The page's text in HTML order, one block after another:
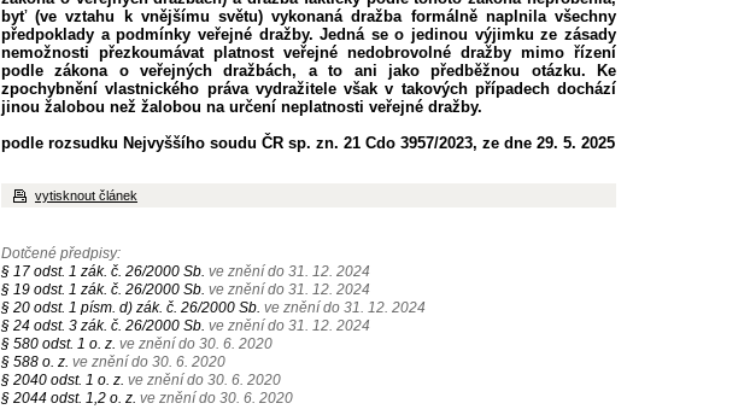
byť (ve vztahu k vnějšímu světu) vykonaná dražba formálně naplnila všechny
předpoklady a podmínky veřejné dražby. Jedná se o jedinou výjimku ze zásady
nemožnosti přezkoumávat platnost veřejné nedobrovolné dražby mimo řízení
podle zákona o veřejných dražbách, a to ani jako předběžnou otázku. Ke
zpochybnění vlastnického práva vydražitele však v takových případech dochází
jinou žalobou než žalobou na určení neplatnosti veřejné dražby.
podle rozsudku Nejvyššího soudu ČR sp. zn. 21 Cdo 3957/2023, ze dne 29. 5. 2025
vytisknout článek
Dotčené předpisy:
§ 17 odst. 1 zák. č. 26/2000 Sb. ve znění do 31. 12. 2024
§ 19 odst. 1 zák. č. 26/2000 Sb. ve znění do 31. 12. 2024
§ 20 odst. 1 písm. d) zák. č. 26/2000 Sb. ve znění do 31. 12. 2024
§ 24 odst. 3 zák. č. 26/2000 Sb. ve znění do 31. 12. 2024
§ 580 odst. 1 o. z. ve znění do 30. 6. 2020
§ 588 o. z. ve znění do 30. 6. 2020
§ 2040 odst. 1 o. z. ve znění do 30. 6. 2020
§ 2044 odst. 1,2 o. z. ve znění do 30. 6. 2020